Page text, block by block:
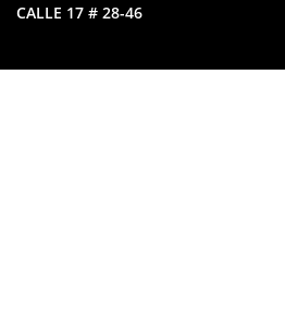
CALLE 17 # 28-46